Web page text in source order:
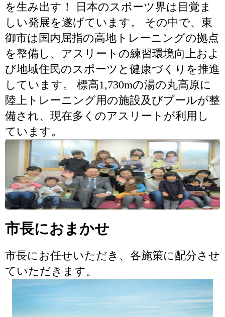
を生み出す！ 日本のスポーツ界は目覚ま
しい発展を遂げています。 その中で、東
御市は国内屈指の高地トレーニングの拠点
を整備し、アスリートの練習環境向上およ
び地域住民のスポーツと健康づくりを推進
しています。 標高1,730mの湯の丸高原に
陸上トレーニング用の施設及びプールが整
備され、現在多くのアスリートが利用し
ています。
市長におまかせ
市長にお任せいただき、各施策に配分させ
ていただきます。